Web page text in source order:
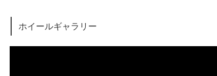
ホイールギャラリー